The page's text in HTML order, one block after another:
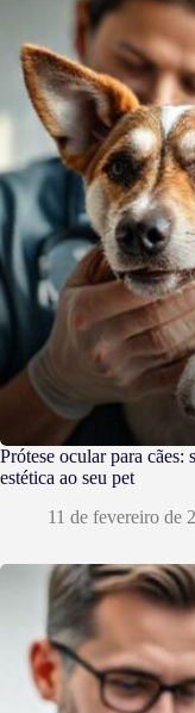
Prótese ocular para
estética ao seu pet
11 de fevereiro de